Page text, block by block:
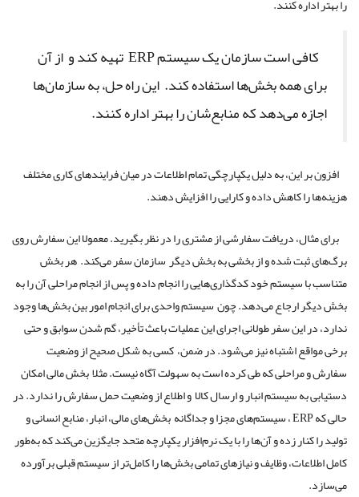
کافی است سازمان یک سیستم ERP تهیه کند و از آن
برای همه بخش‌ها استفاده کند. این راه حل، به سازمان‌ها
اجازه می‌دهد که منابع‌شان را بهتر اداره کنند.
افزون بر این، به دلیل یکپارچگی تمام اطلاعات در میان فرایندهای کاری مختلف
هزینه‌ها را کاهش داده و کارایی را افزایش ‌دهند.
برای مثال، دریافت سفارشی از مشتری را در نظر بگیرید. معمولا این سفارش روی
برگ‌های ثبت شده و از بخشی به بخش دیگر سازمان سفر می‌کند. هر بخش
متناسب با سیستم خود کدگذاری‌هایی را انجام داده و پس از انجام مراحلی آن را به
بخش دیگر ارجاع می‌دهد. چون سیستم واحدی برای انجام امور بین بخش‌ها وجود
ندارد، در این سفر طولانی اجرای این عملیات باعث تأخیر، گم شدن سوابق و حتی
برخی مواقع اشتباه نیز می‌شود. در ضمن، کسی به شکل صحیح از وضعیت
سفارش و مراحلی که طی کرده است به سهولت آگاه نیست. مثلا بخش مالی امکان
دستیابی به سیستم انبار و ارسال کالا و اطلاع از وضعیت حمل سفارش را ندارد. در
حالی که ERP ، سیستم‌های مجزا و جداگانه بخش‌های مالی، انبار، منابع انسانی و
تولید را کنار زده و آن‌ها را با یک نرم‌افزار یکپارچه متحد جایگزین می‌کند که به‌طور
کامل اطلاعات، وظایف و نیازهای تمامی بخش‌ها را کامل‌تر از سیستم قبلی برآورده
می‌سازد.